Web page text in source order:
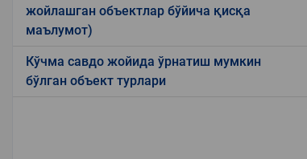
жойлашган объектлар бўйича қисқа
маълумот)
Кўчма савдо жойида ўрнатиш мумкин
бўлган объект турлари